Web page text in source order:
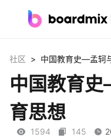
社区资源
会员
社区 > 中国教育史—孟轲
中国教育
育思想
1594 145